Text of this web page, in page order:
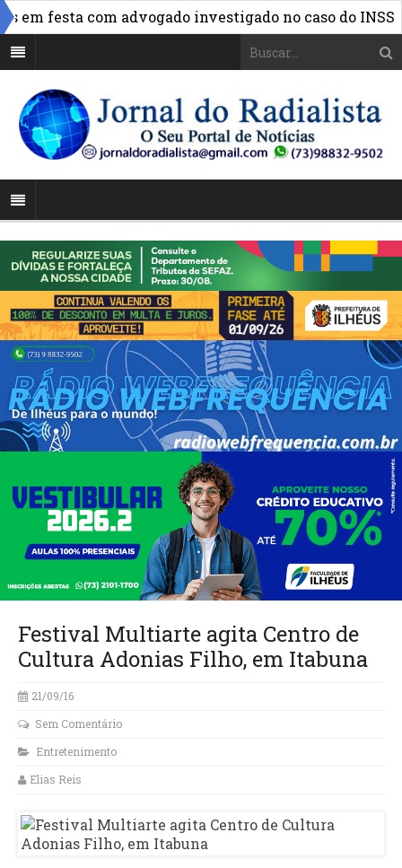
com advogado investigado no caso do INSS »
Festival Multiarte agita Centro de
Cultura Adonias Filho, em Itabuna
21/09/16
Sem Comentário
Entretenimento
Elias Reis